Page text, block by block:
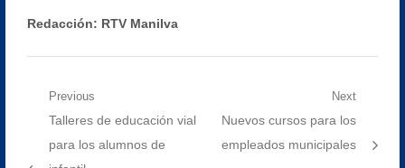
Redacción: RTV Manilva
Navegación
Previous
Previous
post:
Talleres de educación vial
para los alumnos de
Next
Next
post:
Nuevos cursos para los
empleados municipales